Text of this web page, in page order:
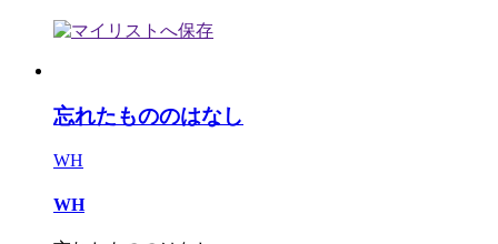
忘れたもののはなし
WH
WH